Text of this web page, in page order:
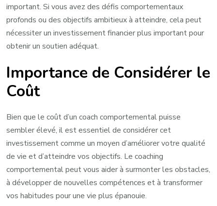
important. Si vous avez des défis comportementaux
profonds ou des objectifs ambitieux à atteindre, cela peut
nécessiter un investissement financier plus important pour
obtenir un soutien adéquat.
Importance de Considérer le
Coût
Bien que le coût d’un coach comportemental puisse
sembler élevé, il est essentiel de considérer cet
investissement comme un moyen d’améliorer votre qualité
de vie et d’atteindre vos objectifs. Le coaching
comportemental peut vous aider à surmonter les obstacles,
à développer de nouvelles compétences et à transformer
vos habitudes pour une vie plus épanouie.